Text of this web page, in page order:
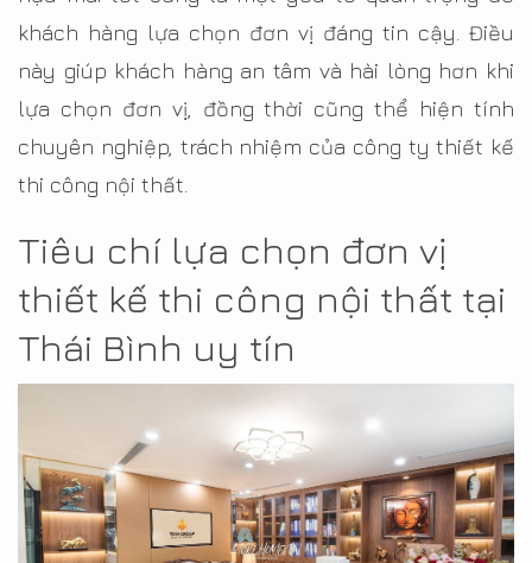
khách hàng lựa chọn đơn vị đáng tin cậy. Điều
này giúp khách hàng an tâm và hài lòng hơn khi
lựa chọn đơn vị, đồng thời cũng thể hiện tính
chuyên nghiệp, trách nhiệm của công ty thiết kế
thi công nội thất.
Tiêu chí lựa chọn đơn vị
thiết kế thi công nội thất tại
Thái Bình uy tín